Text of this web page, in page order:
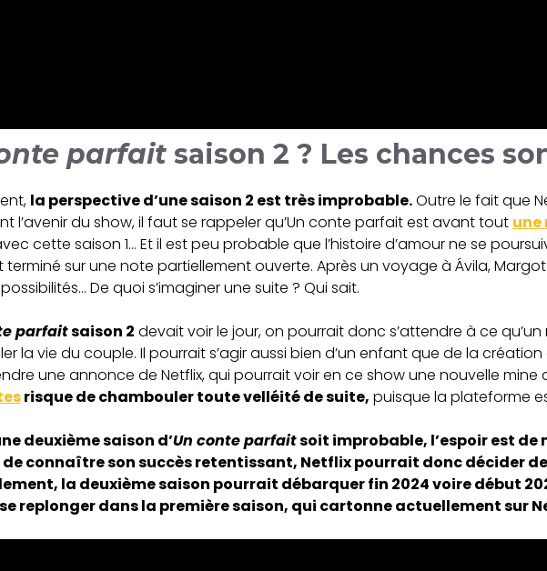
parfait saison 2 ? Les chances
la perspective d’une saison 2 est très improbable.Outre le fait que
l’avenir du show, il faut se rappeler qu’Un conte parfait est avant tout une
cette saison 1… Et il est peu probable que l’histoire d’amour ne se
terminé sur une note partiellement ouverte. Après un voyage à Ávila,
De quoi s’imaginer une suite ? Qui sait.
parfaitsaison 2 devait voir le jour, on pourrait donc s’attendre à ce
la vie du couple. Il pourrait s’agir aussi bien d’un enfant que de la
une annonce de Netflix, qui pourrait voir en ce show une nouvelle mine
risque de chambouler toute velléité de suite, puisque la plateforme
deuxième saison d’Un conte parfaitsoit improbable, l’espoir est de
connaître son succès retentissant, Netflix pourrait donc décider
la deuxième saison pourrait débarquer fin 2024 voire début
replonger dans la première saison, qui cartonne actuellement sur